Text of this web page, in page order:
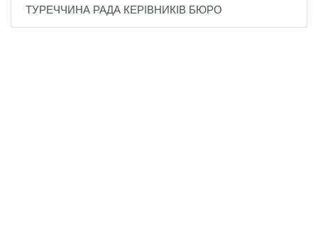
ТУРЕЧЧИНА РАДА КЕРІВНИКІВ БЮРО